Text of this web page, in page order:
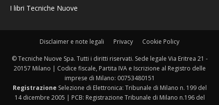
I libri Tecniche Nuove
Disclaimer e note legali Privacy Cookie Policy
© Tecniche Nuove Spa. Tutti i diritti riservati. Sede legale Via Eritrea 21 -
20157 Milano | Codice fiscale, Partita IVA e Iscrizione al Registro delle
imprese di Milano: 00753480151
Registrazione Selezione di Elettronica: Tribunale di Milano n. 199 del
14 dicembre 2005 | PCB: Registrazione Tribunale di Milano n.196 del